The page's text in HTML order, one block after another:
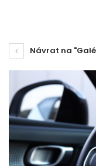
Návrat na